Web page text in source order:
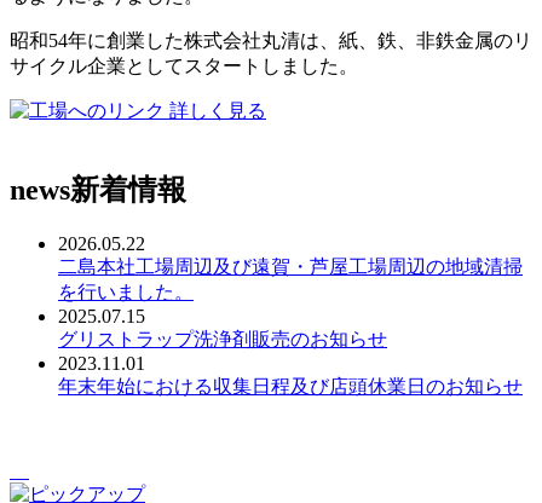
昭和54年に創業した株式会社丸清は、紙、鉄、非鉄金属のリ
サイクル企業としてスタートしました。
詳しく見る
news新着情報
2026.05.22
二島本社工場周辺及び遠賀・芦屋工場周辺の地域清掃
を行いました。
2025.07.15
グリストラップ洗浄剤販売のお知らせ
2023.11.01
年末年始における収集日程及び店頭休業日のお知らせ